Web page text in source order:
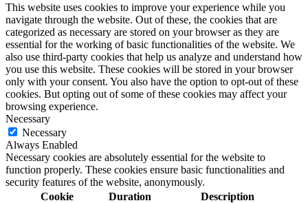
This website uses cookies to improve your experience while you
navigate through the website. Out of these, the cookies that are
categorized as necessary are stored on your browser as they are
essential for the working of basic functionalities of the website. We
also use third-party cookies that help us analyze and understand how
you use this website. These cookies will be stored in your browser
only with your consent. You also have the option to opt-out of these
cookies. But opting out of some of these cookies may affect your
browsing experience.
Necessary
Necessary
Always Enabled
Necessary cookies are absolutely essential for the website to
function properly. These cookies ensure basic functionalities and
security features of the website, anonymously.
Cookie
Duration Description